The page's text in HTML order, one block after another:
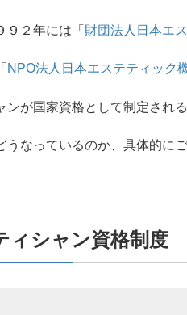
９２年には「 財団法人日本エ
NPO法人日本エステティック
ンが国家資格として制定され
うなっているのか、具体的に
ィシャン資格制度